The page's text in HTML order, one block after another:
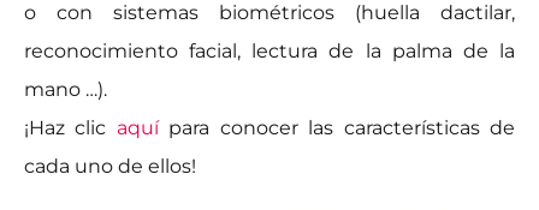
o con sistemas biométricos (huella dactilar,
reconocimiento facial, lectura de la palma de la
mano …).
¡Haz clic aquípara conocer las características de
cada uno de ellos!